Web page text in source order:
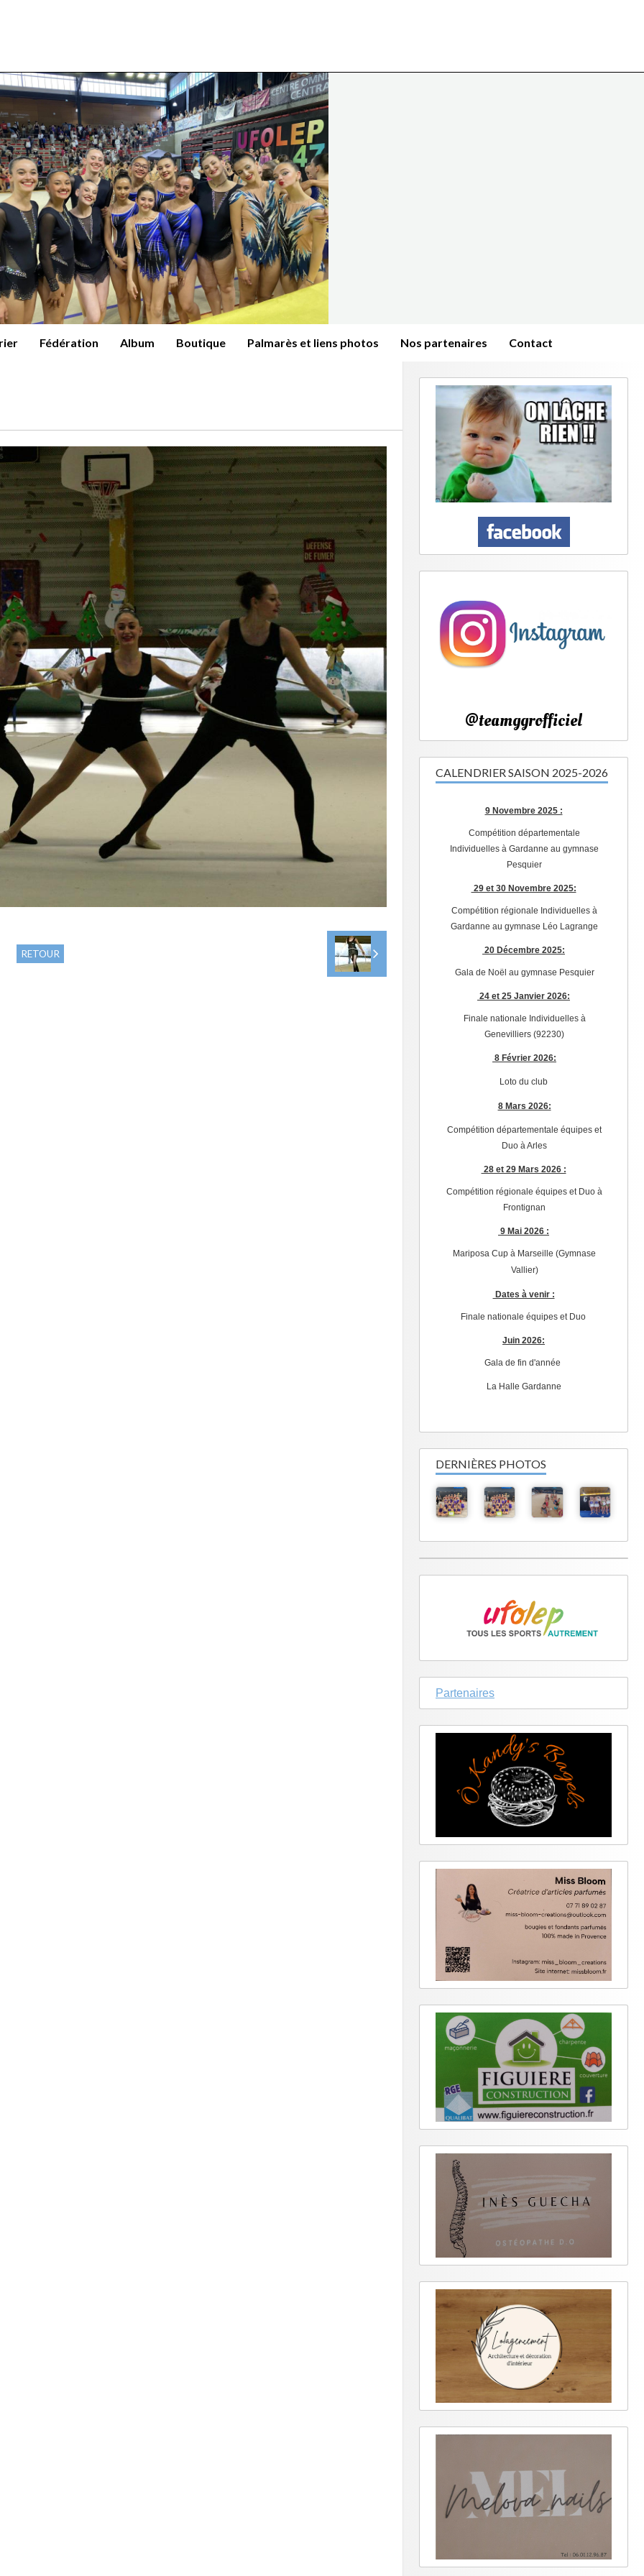
Fédération Album Boutique Palmarès et liens photos Nos partenaires Contact
RETOUR
@teamggrofficiel
CALENDRIER SAISON 2025-2026
9 Novembre 2025 :
Compétition départementale
Individuelles à Gardanne au gymnase
Pesquier
29 et 30 Novembre 2025:
Compétition régionale Individuelles à
Gardanne au gymnase Léo Lagrange
20 Décembre 2025:
Gala de Noël au gymnase Pesquier
24 et 25 Janvier 2026:
Finale nationale Individuelles à
Genevilliers (92230)
8 Février 2026:
Loto du club
8 Mars 2026:
Compétition départementale équipes et
Duo à Arles
28 et 29 Mars 2026 :
Compétition régionale équipes et Duo à
Frontignan
9 Mai 2026 :
Mariposa Cup à Marseille (Gymnase
Vallier)
Dates à venir :
Finale nationale équipes et Duo
Juin 2026:
Gala de fin d'année
La Halle Gardanne
DERNIÈRES PHOTOS
Partenaires